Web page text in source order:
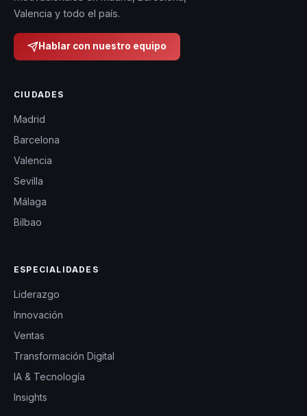
Valencia y todo el país.
Hablar con nuestro equipo
CIUDADES
Madrid
Barcelona
Valencia
Sevilla
Málaga
Bilbao
ESPECIALIDADES
Liderazgo
Innovación
Ventas
Transformación Digital
IA & Tecnología
Insights